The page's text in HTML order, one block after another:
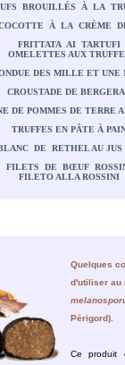
BROUILLÉS À LA
À LA CRÈME
FRITTATA AI TARTUFI
OMELETTES AUX
DES MILLE ET UNE
CROUSTADE DE
DE POMMES DE TERRE
TRUFFES EN PÂTE À
DE RETHEL AU JUS
FILETS DE BŒUF
FILETO ALLA ROSSINI
Quelques
d'utiliser au
Périgord).
Ce produit